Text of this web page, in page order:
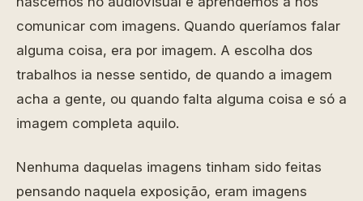
comunicar com imagens. Quando queríamos falar
alguma coisa, era por imagem. A escolha dos
trabalhos ia nesse sentido, de quando a imagem
acha a gente, ou quando falta alguma coisa e só a
imagem completa aquilo.
Nenhuma daquelas imagens tinham sido feitas
pensando naquela exposição, eram imagens